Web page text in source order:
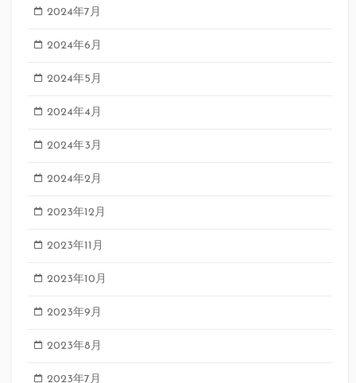
2024年7月
2024年6月
2024年5月
2024年4月
2024年3月
2024年2月
2023年12月
2023年11月
2023年10月
2023年9月
2023年8月
2023年7月